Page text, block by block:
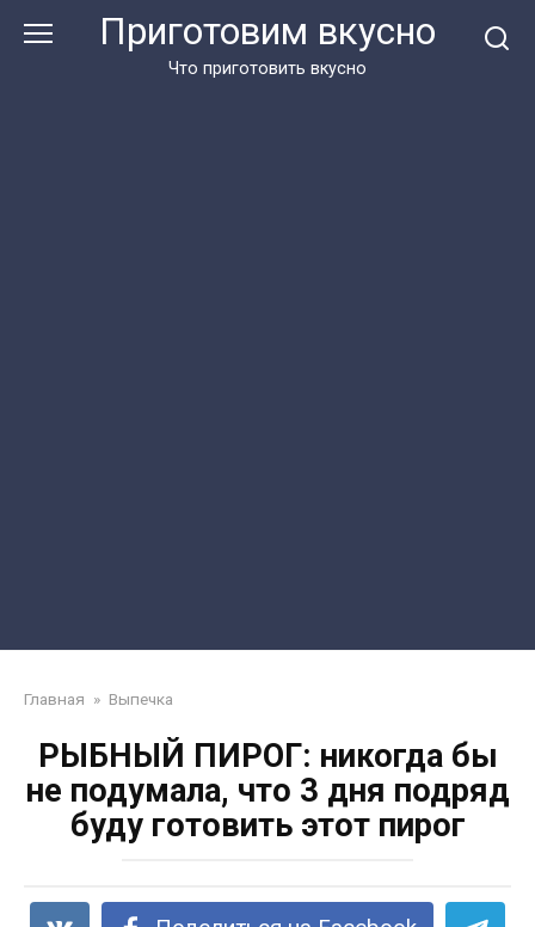
Приготовим вкусно
Что приготовить вкусно
Главная » Выпечка
РЫБНЫЙ ПИРОГ: никогда бы
не подумала, что 3 дня подряд
буду готовить этот пирог